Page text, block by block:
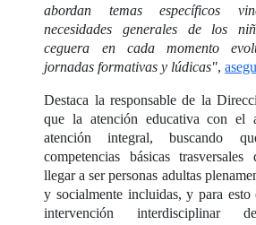
abordan temas específicos
necesidades generales de los
ceguera en cada momento
jornadas formativas y lúdicas",
Destaca la responsable de la
que la atención educativa con el
atención integral, buscando
competencias básicas
llegar a ser personas adultas
y socialmente incluidas, y para esto
intervención